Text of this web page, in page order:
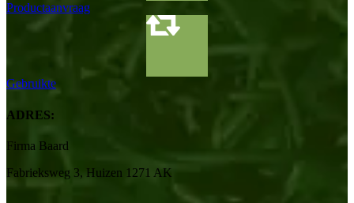
Productaanvraag
Gebruikte
ADRES:
Firma Baard
Fabrieksweg 3, Huizen 1271 AK